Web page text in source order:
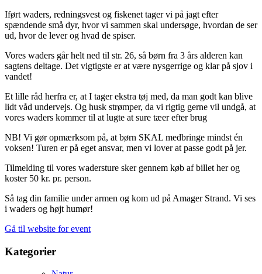
Iført waders, redningsvest og fiskenet tager vi på jagt efter
spændende små dyr, hvor vi sammen skal undersøge, hvordan de ser
ud, hvor de lever og hvad de spiser.
Vores waders går helt ned til str. 26, så børn fra 3 års alderen kan
sagtens deltage. Det vigtigste er at være nysgerrige og klar på sjov i
vandet!
Et lille råd herfra er, at I tager ekstra tøj med, da man godt kan blive
lidt våd undervejs. Og husk strømper, da vi rigtig gerne vil undgå, at
vores waders kommer til at lugte at sure tæer efter brug
NB! Vi gør opmærksom på, at børn SKAL medbringe mindst én
voksen! Turen er på eget ansvar, men vi lover at passe godt på jer.
Tilmelding til vores wadersture sker gennem køb af billet her og
koster 50 kr. pr. person.
Så tag din familie under armen og kom ud på Amager Strand. Vi ses
i waders og højt humør!
Gå til website for event
Kategorier